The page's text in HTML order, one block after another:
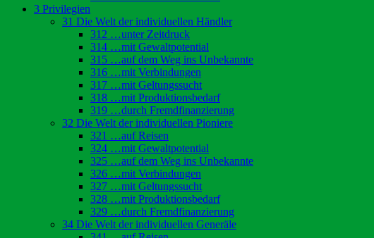
3 Privilegien
31 Die Welt der individuellen Händler
312 …unter Zeitdruck
314 …mit Gewaltpotential
315 …auf dem Weg ins Unbekannte
316 …mit Verbindungen
317 …mit Geltungssucht
318 …mit Produktionsbedarf
319 …durch Fremdfinanzierung
32 Die Welt der individuellen Pioniere
321 …auf Reisen
324 …mit Gewaltpotential
325 …auf dem Weg ins Unbekannte
326 …mit Verbindungen
327 …mit Geltungssucht
328 …mit Produktionsbedarf
329 …durch Fremdfinanzierung
34 Die Welt der individuellen Generäle